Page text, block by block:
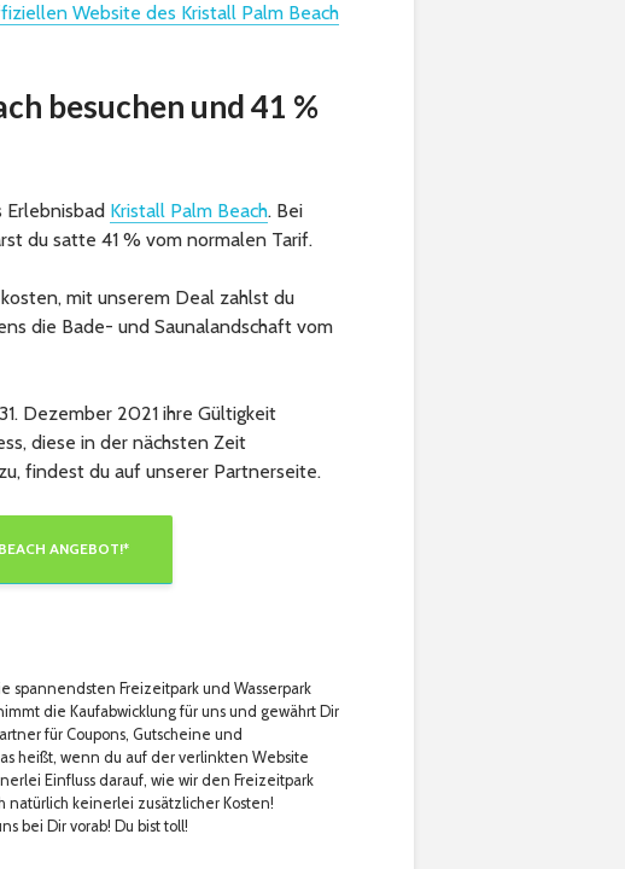
Website des Kristall Palm Beach
besuchen und 41 %
Kristall Palm Beach. Bei
du satte 41 % vom normalen Tarif.
mit unserem Deal zahlst du
die Bade- und Saunalandschaft vom
Dezember 2021 ihre Gültigkeit
diese in der nächsten Zeit
findest du auf unserer Partnerseite.
ANGEBOT!*
spannendsten Freizeitpark und Wasserpark
die Kaufabwicklung für uns und gewährt Dir
für Coupons, Gutscheine und
heißt, wenn du auf der verlinkten Website
Einfluss darauf, wie wir den Freizeitpark
natürlich keinerlei zusätzlicher Kosten!
bei Dir vorab! Du bist toll!